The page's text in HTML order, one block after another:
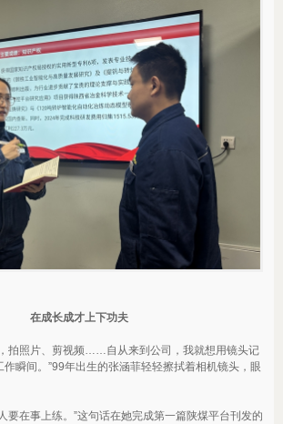
在成长成才上下功夫
照片、剪视频……自从来到公司，我就想用镜头记
瞬间。”99年出生的张涵菲轻轻擦拭着相机镜头，眼
在事上练。”这句话在她完成第一篇陕煤平台刊发的